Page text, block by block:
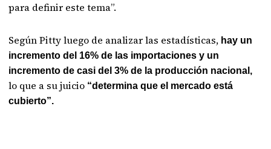
para definir este tema”.
Según Pitty luego de analizar las estadísticas, hay un
incremento del 16% de las importaciones y un
incremento de casi del 3% de la producción nacional,
lo que a su juicio “determina que el mercado está
cubierto”.